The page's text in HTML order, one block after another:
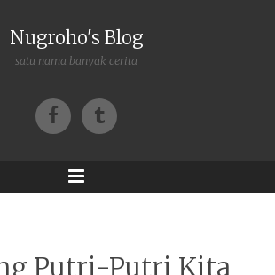
Nugroho's Blog
satu nama banyak cerita
Facebook
Menu
Putri-Putri Kita